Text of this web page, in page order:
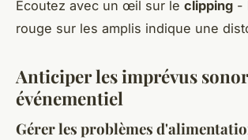
Écoutez avec un œil sur le clipping -
rouge sur les amplis indique une
Anticiper les imprévus
événementiel
Gérer les problèmes